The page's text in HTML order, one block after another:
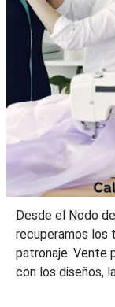
Desde el Nodo
recuperamos los
patronaje. Vente
con los diseños,